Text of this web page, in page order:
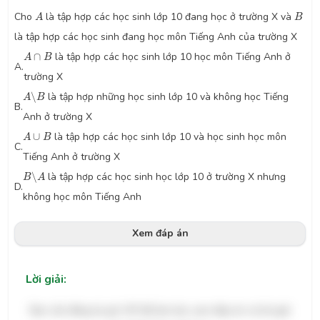
Cho A
A là tập hợp các học sinh lớp 10 đang học ở trường X và B
B
là tập hợp các học sinh đang học môn Tiếng Anh của trường X
A.
A ∩ B
A ∩B là tập hợp các học sinh lớp 10 học môn Tiếng Anh ở
trường X
B.
A∖B
A∖ B là tập hợp những học sinh lớp 10 và không học Tiếng
Anh ở trường X
C.
A ∪ B
A ∪ B là tập hợp các học sinh lớp 10 và học sinh học môn
Tiếng Anh ở trường X
D.
B∖A
B∖ A là tập hợp các học sinh học lớp 10 ở trường X nhưng
không học môn Tiếng Anh
Xem đáp án
Lời giải: